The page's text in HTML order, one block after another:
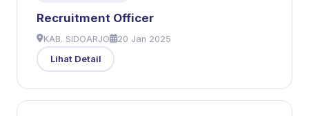
Recruitment Officer
KAB. SIDOARJO 20 Jan 2025
Lihat Detail